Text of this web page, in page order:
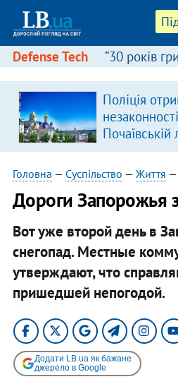
Defense Tech “30 років
Поліція
Почаївській
Головна — Суспільство — Життя —
Дороги Запорожья
Вот уже второй день в
снегопад. Местные
утверждают, что
пришедшей непогодой.
Додати LB.ua як бажане
джерело в Google